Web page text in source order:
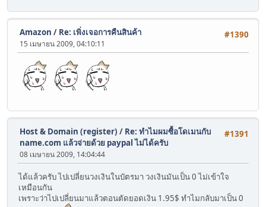
#1390
Amazon / Re: เพิ่งเจอการคืนสินค้า
15 เมษายน 2009, 04:10:11
#1391
Host & Domain (register) / Re: ทำไมผมซื้อโดเมนกับ
name.com แล้วจ่ายด้วย paypal ไม่ได้ครับ
08 เมษายน 2009, 14:04:44
ได้แล้วครับ ไปเปลี่ยนวงเงินในบัตรมา วงเงินมันเป็น 0 ไม่เข้าใจ
เหมือนกัน
เพราะว่าไปเปลี่ยนมาแล้วตอนตัดยอดเงิน 1.95$ ทำไมกลับมาเป็น 0